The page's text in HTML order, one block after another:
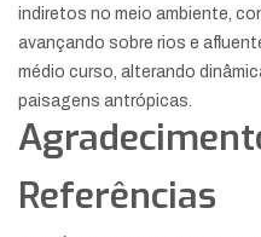
indiretos no meio ambiente,
avançando sobre rios e
médio curso, alterando
paisagens antrópicas.
Referências